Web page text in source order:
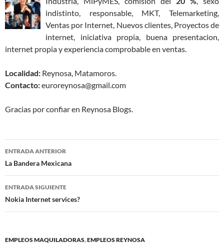
indistinto, responsable, MKT, Telemarketing,
Ventas por Internet, Nuevos clientes, Proyectos de
internet, iniciativa propia, buena presentacion,
internet propia y experiencia comprobable en ventas.
Localidad: Reynosa, Matamoros.
Contacto:euroreynosa@gmail.com
Gracias por confiar en Reynosa Blogs.
Navegación
de
entradas
ENTRADA ANTERIOR
La Bandera Mexicana
ENTRADA SIGUIENTE
Nokia Internet services?
EMPLEOS MAQUILADORAS,EMPLEOS REYNOSA